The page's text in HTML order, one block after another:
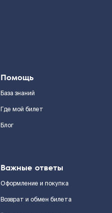
Помощь
База знаний
Где мой билет
Блог
Важные ответы
Оформление и покупка
Возврат и обмен билета